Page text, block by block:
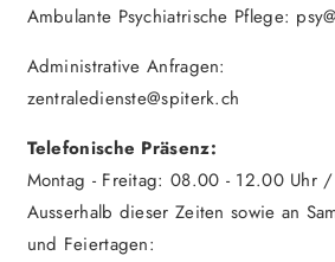
Ambulante Psychiatrische Pflege:
Administrative Anfragen:
zentraledienste@spiterk.ch
Telefonische Präsenz:
Montag - Freitag: 08.00 - 12.00 Uhr
Ausserhalb dieser Zeiten sowie an
und Feiertagen: